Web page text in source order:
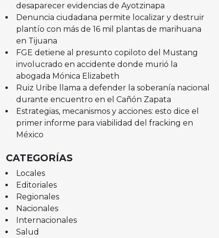
desaparecer evidencias de Ayotzinapa
Denuncia ciudadana permite localizar y destruir
plantío con más de 16 mil plantas de marihuana
en Tijuana
FGE detiene al presunto copiloto del Mustang
involucrado en accidente donde murió la
abogada Mónica Elizabeth
Ruiz Uribe llama a defender la soberanía nacional
durante encuentro en el Cañón Zapata
Estrategias, mecanismos y acciones: esto dice el
primer informe para viabilidad del fracking en
México
CATEGORÍAS
Locales
Editoriales
Regionales
Nacionales
Internacionales
Salud